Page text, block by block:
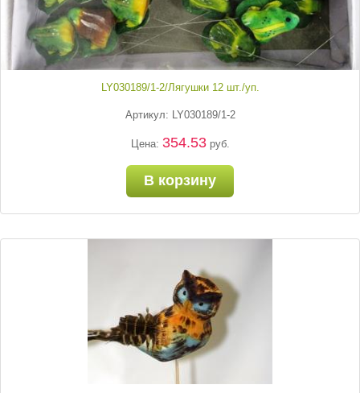
LY030189/1-2/Лягушки 12 шт./уп.
Артикул: LY030189/1-2
Цена: 354.53руб.
В корзину